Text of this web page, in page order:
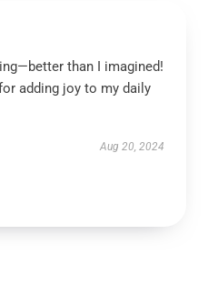
than I imagined!
adding joy to my daily
Aug 20, 2024